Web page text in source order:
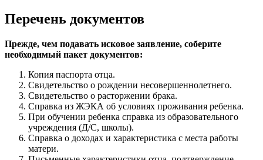
Перечень документов
Прежде, чем подавать исковое заявление, соберите
необходимый пакет документов:
Копия паспорта отца.
Свидетельство о рождении несовершеннолетнего.
Свидетельство о расторжении брака.
Справка из ЖЭКА об условиях проживания ребенка.
При обучении ребенка справка из образовательного
учреждения (Д/C, школы).
Справка о доходах и характеристика с места работы
матери.